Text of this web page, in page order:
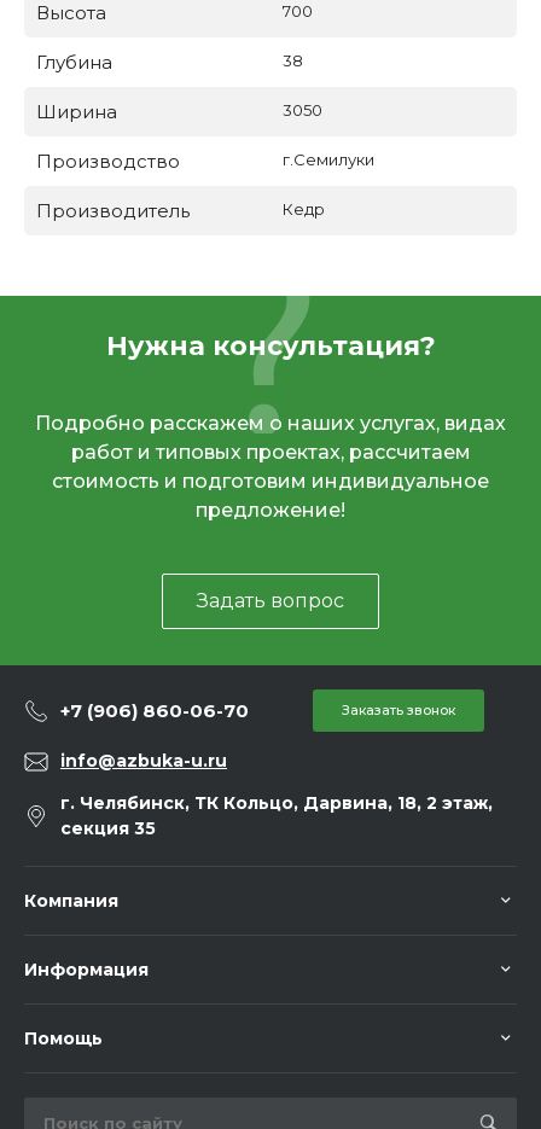
Высота 700
Глубина 38
Ширина 3050
Производство г.Семилуки
Производитель Кедр
Нужна консультация?
Подробно расскажем о наших услугах, видах
работ и типовых проектах, рассчитаем
стоимость и подготовим индивидуальное
предложение!
Задать вопрос
+7 (906) 860-06-70 Заказать звонок
info@azbuka-u.ru
г. Челябинск, ТК Кольцо, Дарвина, 18, 2 этаж,
секция 35
Компания
Информация
Помощь